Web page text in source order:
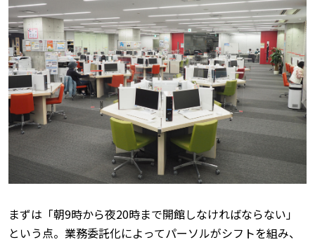
まずは「朝9時から夜20時まで開館しなければならない」
という点。業務委託化によってパーソルがシフトを組み、